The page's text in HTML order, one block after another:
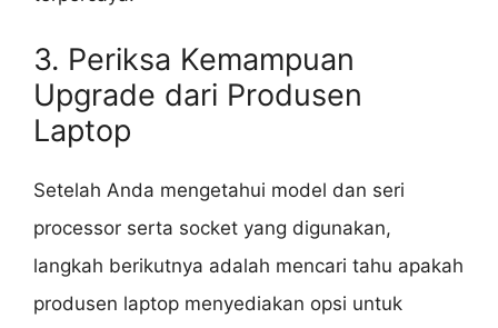
3. Periksa Kemampuan
Upgrade dari Produsen
Laptop
Setelah Anda mengetahui model dan seri
processor serta socket yang digunakan,
langkah berikutnya adalah mencari tahu apakah
produsen laptop menyediakan opsi untuk